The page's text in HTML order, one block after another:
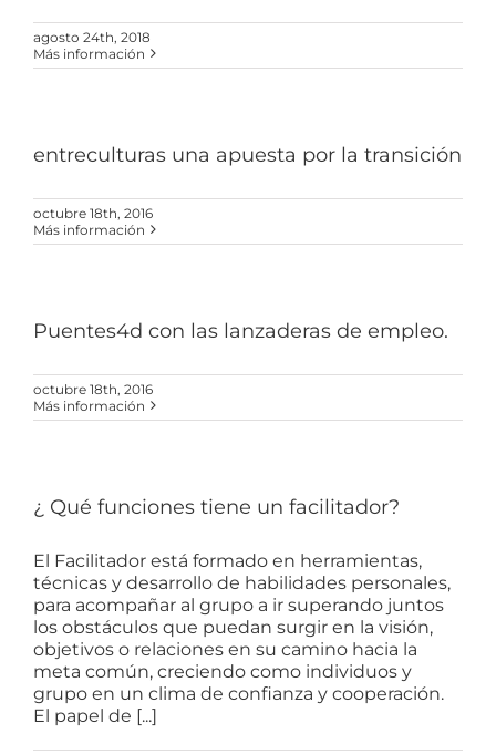
agosto 24th, 2018
Más información
entreculturas una apuesta por la transición
octubre 18th, 2016
Más información
Puentes4d con las lanzaderas de empleo.
octubre 18th, 2016
Más información
¿ Qué funciones tiene un facilitador?
El Facilitador está formado en herramientas,
técnicas y desarrollo de habilidades personales,
para acompañar al grupo a ir superando juntos
los obstáculos que puedan surgir en la visión,
objetivos o relaciones en su camino hacia la
meta común, creciendo como individuos y
grupo en un clima de confianza y cooperación.
El papel de [...]